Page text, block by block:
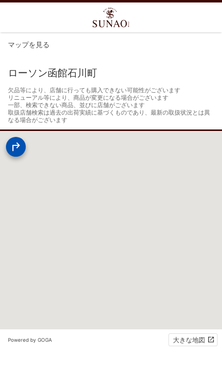
マップを見る
ローソン函館石川町
欠品等により、店舗に行っても購入できない可能性がございます
リニューアル等により、商品が変更になる場合がございます
一部、検索できない商品、並びに店舗がございます
取扱店舗検索は過去の出荷実績に基づくものであり、最新の取扱状況とは異
なる場合がございます
Powered by GOGA 大きな地図